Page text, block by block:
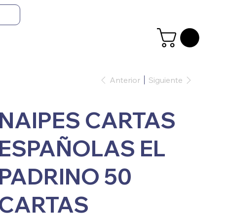
Anterior Siguiente
NAIPES CARTAS
ESPAÑOLAS EL
PADRINO 50